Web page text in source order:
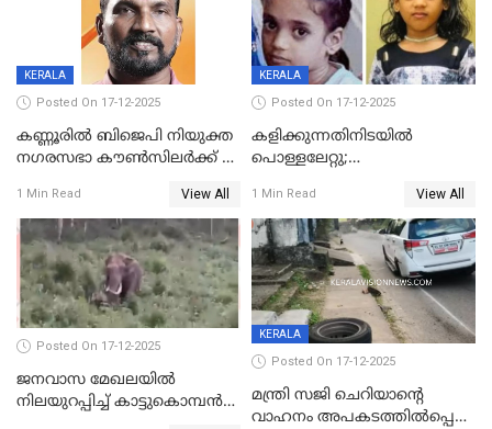
KERALA
Posted On 17-12-2025
കണ്ണൂരിൽ ബിജെപി നിയുക്ത
നഗരസഭാ കൗൺസിലർക്ക് 36
1 Min Read View All
KERALA
Posted On 17-12-2025
കളിക്കുന്നതിനിടയിൽ
പൊള്ളലേറ്റു;
ക്ലാസ് വിദ്യാർത്ഥിനി മരിച്ചു
1 Min Read View All
Posted On 17-12-2025
ജനവാസ മേഖലയില്‍
നിലയുറപ്പിച്ച് കാട്ടുകൊമ്പന്‍
KERALA
Posted On 17-12-2025
മന്ത്രി സജി ചെറിയാന്റെ
വാഹനം അപകടത്തിൽപ്പെട്ടു;